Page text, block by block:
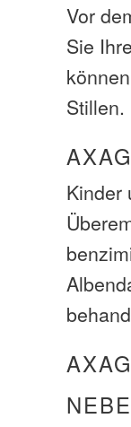
Vor
Sie
Stillen.
Kinder